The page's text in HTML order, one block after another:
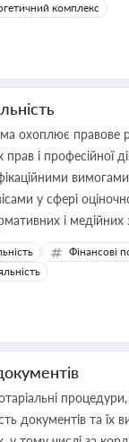
комплекс
охоплює правове
і професійної
у сфері
і медійних
бізнесу,
оподаткування,
корпоративних
діяльності
Фінансові
документів та їх